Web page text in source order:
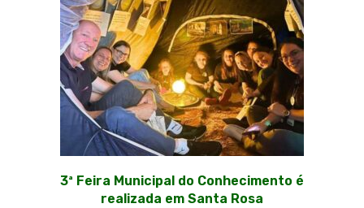
3ª Feira Municipal do Conhecimento é
realizada em Santa Rosa